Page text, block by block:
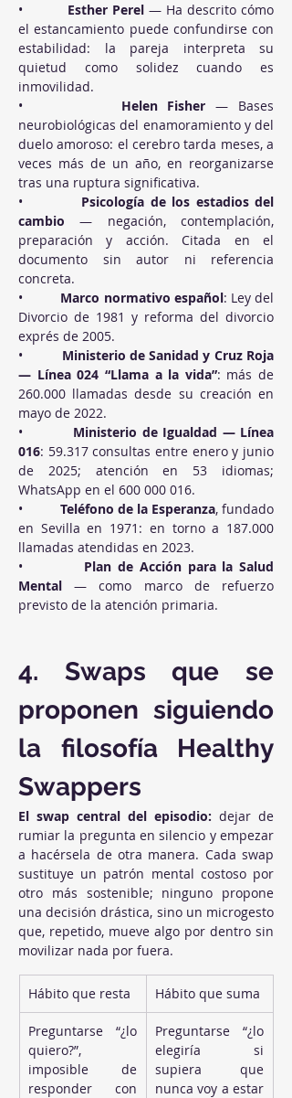
• Esther Perel — Ha descrito cómo
el estancamiento puede confundirse con
estabilidad: la pareja interpreta su
quietud como solidez cuando es
inmovilidad.
• Helen Fisher — Bases
neurobiológicas del enamoramiento y del
duelo amoroso: el cerebro tarda meses, a
veces más de un año, en reorganizarse
tras una ruptura significativa.
• Psicología de los estadios del
cambio — negación, contemplación,
preparación y acción. Citada en el
documento sin autor ni referencia
concreta.
• Marco normativo español: Ley del
Divorcio de 1981 y reforma del divorcio
exprés de 2005.
• Ministerio de Sanidad y Cruz Roja
— Línea 024 “Llama a la vida”: más de
260.000 llamadas desde su creación en
mayo de 2022.
• Ministerio de Igualdad — Línea
016: 59.317 consultas entre enero y junio
de 2025; atención en 53 idiomas;
WhatsApp en el 600 000 016.
• Teléfono de la Esperanza, fundado
en Sevilla en 1971: en torno a 187.000
llamadas atendidas en 2023.
• Plan de Acción para la Salud
Mental — como marco de refuerzo
previsto de la atención primaria.
4. Swaps que se
proponen siguiendo
la filosofía Healthy
Swappers
El swap central del episodio: dejar de
rumiar la pregunta en silencio y empezar
a hacérsela de otra manera. Cada swap
sustituye un patrón mental costoso por
otro más sostenible; ninguno propone
una decisión drástica, sino un microgesto
que, repetido, mueve algo por dentro sin
movilizar nada por fuera.
Hábito que resta Hábito que suma
Preguntarse “¿lo
quiero?”,
imposible de
responder con
Preguntarse “¿lo
elegiría si
supiera que
nunca voy a estar